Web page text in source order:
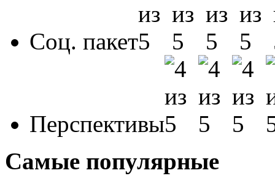
Соц. пакет
Перспективы
Самые популярные